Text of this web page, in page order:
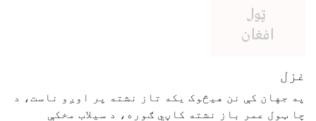
غزل
په جهان کې نن هیڅوک یکه تاز نشته پر اوږو ناست، د
چا ټول عمر باز نشته کاڼي ګوره، د سیلاب مخکې